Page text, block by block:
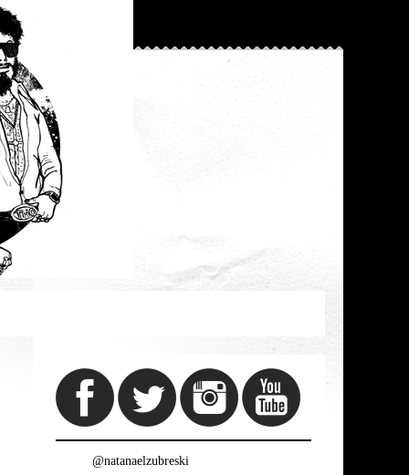
@natanaelzubreski